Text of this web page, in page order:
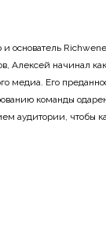
основатель
Алексей начинал
медиа. Его
команды
аудитории,